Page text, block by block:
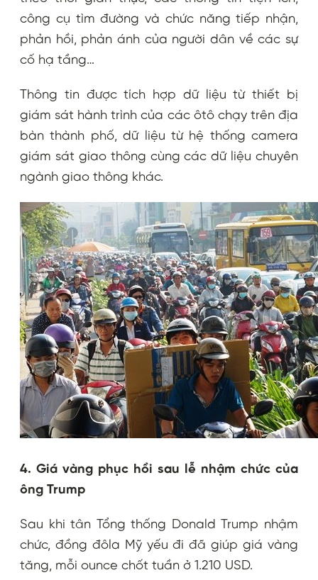
công cụ tìm đường và chức năng tiếp nhận,
phản hồi, phản ánh của người dân về các sự
cố hạ tầng…
Thông tin được tích hợp dữ liệu từ thiết bị
giám sát hành trình của các ôtô chạy trên địa
bàn thành phố, dữ liệu từ hệ thống camera
giám sát giao thông cùng các dữ liệu chuyên
ngành giao thông khác.
4. Giá vàng phục hồi sau lễ nhậm chức của
ông Trump
Sau khi tân Tổng thống Donald Trump nhậm
chức, đồng đôla Mỹ yếu đi đã giúp giá vàng
tăng, mỗi ounce chốt tuần ở 1.210 USD.